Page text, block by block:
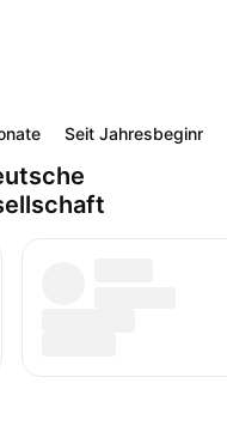
Seit Jahresbeginn